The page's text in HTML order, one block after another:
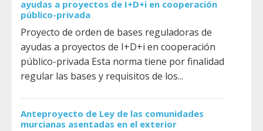
ayudas a proyectos de I+D+i en cooperación
público-privada
Proyecto de orden de bases reguladoras de
ayudas a proyectos de I+D+i en cooperación
público-privada Esta norma tiene por finalidad
regular las bases y requisitos de los...
Anteproyecto de Ley de las comunidades
murcianas asentadas en el exterior